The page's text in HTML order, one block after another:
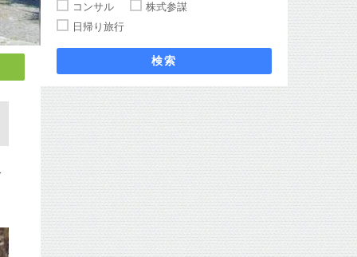
コンサル
株式参謀
日帰り旅行
検索